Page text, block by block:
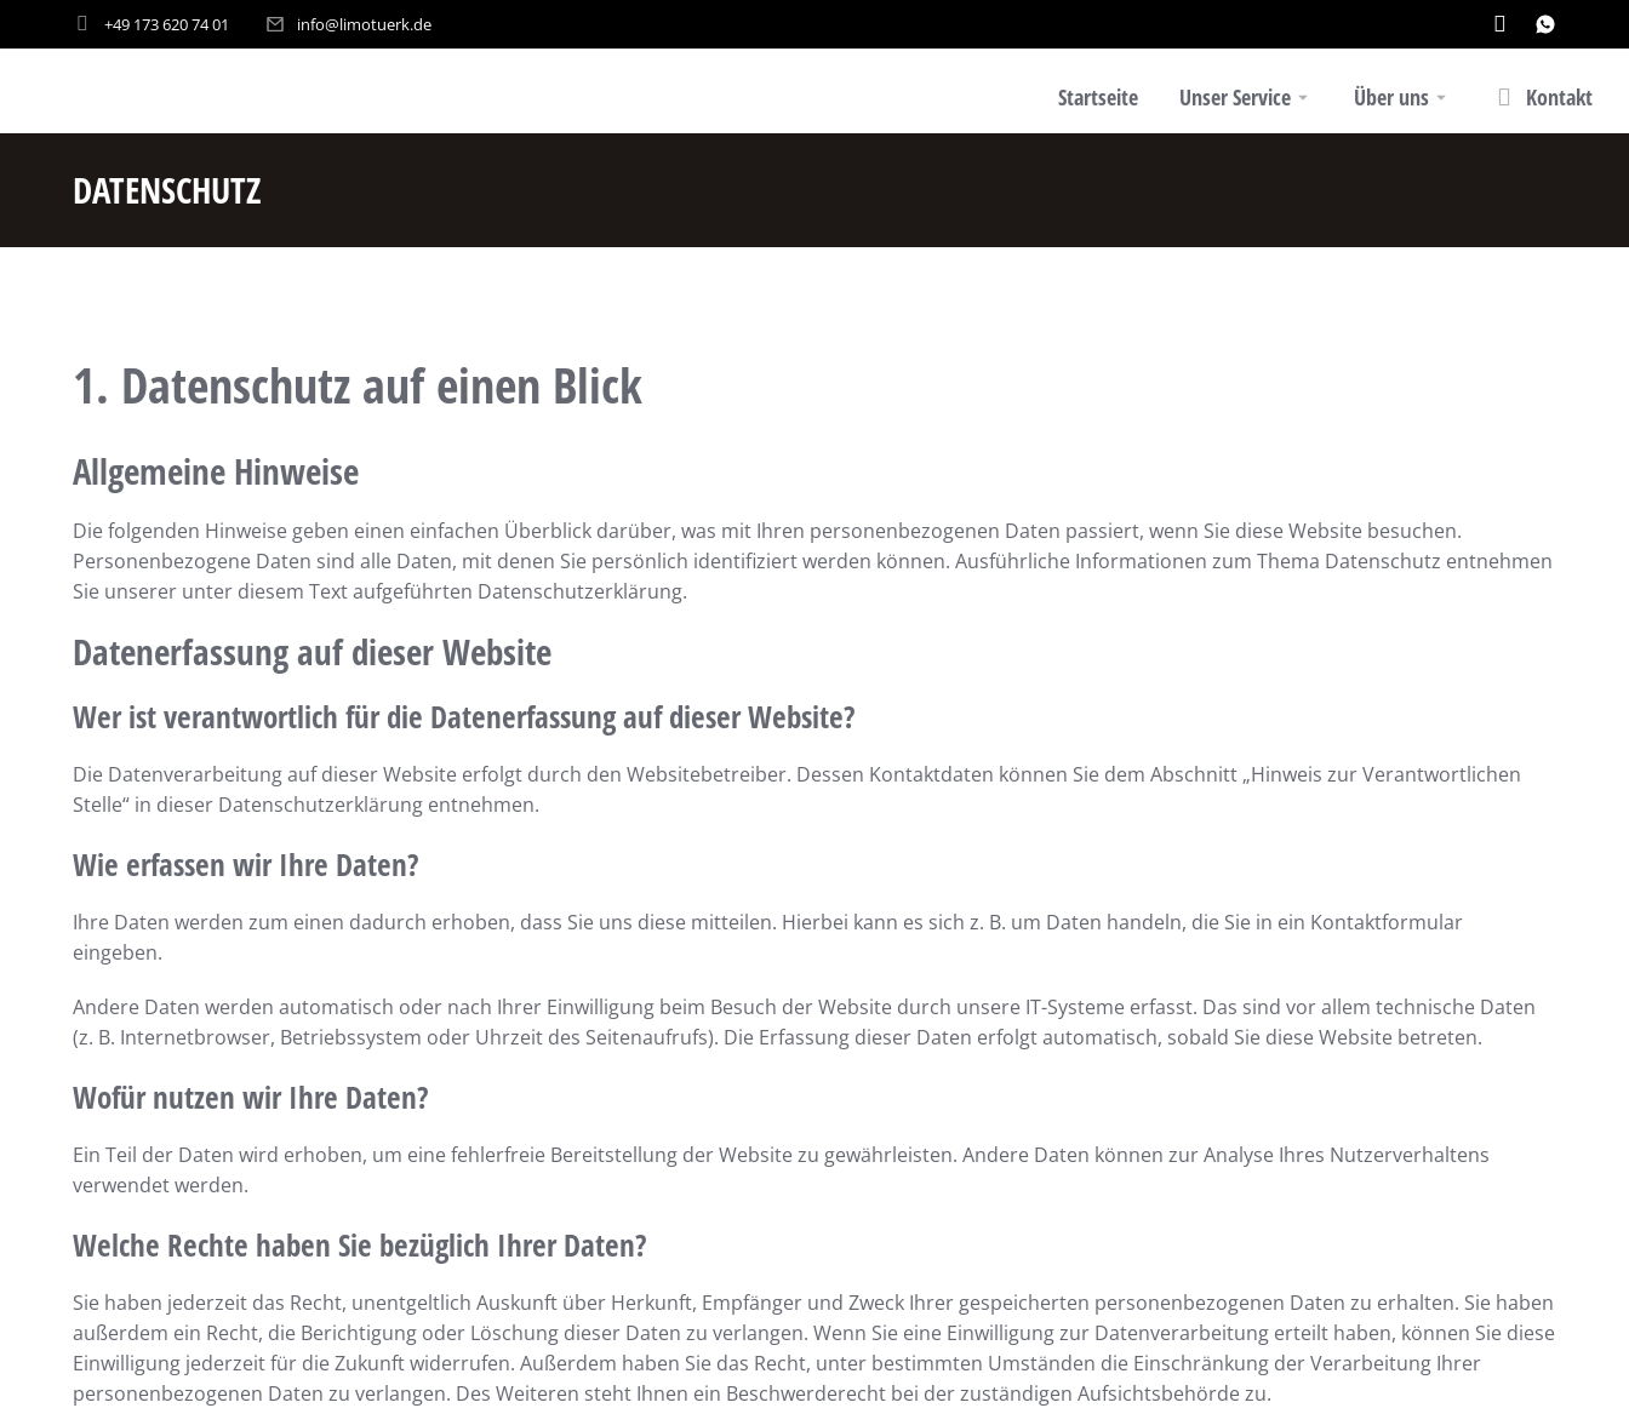
+49 173 620 74 01 info@limotuerk.de
Startseite Unser Service Über uns Kontakt
DATENSCHUTZ
1. Datenschutz auf einen Blick
Allgemeine Hinweise
Die folgenden Hinweise geben einen einfachen Überblick darüber, was mit Ihren personenbezogenen Daten passiert, wenn Sie diese Website besuchen.
Personenbezogene Daten sind alle Daten, mit denen Sie persönlich identifiziert werden können. Ausführliche Informationen zum Thema Datenschutz entnehmen
Sie unserer unter diesem Text aufgeführten Datenschutzerklärung.
Datenerfassung auf dieser Website
Wer ist verantwortlich für die Datenerfassung auf dieser Website?
Die Datenverarbeitung auf dieser Website erfolgt durch den Websitebetreiber. Dessen Kontaktdaten können Sie dem Abschnitt „Hinweis zur Verantwortlichen
Stelle“ in dieser Datenschutzerklärung entnehmen.
Wie erfassen wir Ihre Daten?
Ihre Daten werden zum einen dadurch erhoben, dass Sie uns diese mitteilen. Hierbei kann es sich z. B. um Daten handeln, die Sie in ein Kontaktformular
eingeben.
Andere Daten werden automatisch oder nach Ihrer Einwilligung beim Besuch der Website durch unsere IT-Systeme erfasst. Das sind vor allem technische Daten
(z. B. Internetbrowser, Betriebssystem oder Uhrzeit des Seitenaufrufs). Die Erfassung dieser Daten erfolgt automatisch, sobald Sie diese Website betreten.
Wofür nutzen wir Ihre Daten?
Ein Teil der Daten wird erhoben, um eine fehlerfreie Bereitstellung der Website zu gewährleisten. Andere Daten können zur Analyse Ihres Nutzerverhaltens
verwendet werden.
Welche Rechte haben Sie bezüglich Ihrer Daten?
Sie haben jederzeit das Recht, unentgeltlich Auskunft über Herkunft, Empfänger und Zweck Ihrer gespeicherten personenbezogenen Daten zu erhalten. Sie haben
außerdem ein Recht, die Berichtigung oder Löschung dieser Daten zu verlangen. Wenn Sie eine Einwilligung zur Datenverarbeitung erteilt haben, können Sie diese
Einwilligung jederzeit für die Zukunft widerrufen. Außerdem haben Sie das Recht, unter bestimmten Umständen die Einschränkung der Verarbeitung Ihrer
personenbezogenen Daten zu verlangen. Des Weiteren steht Ihnen ein Beschwerderecht bei der zuständigen Aufsichtsbehörde zu.